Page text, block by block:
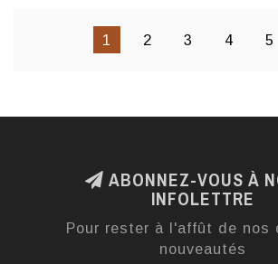
1 2 3 4 5
ABONNEZ-VOUS À
INFOLETTRE
Pour rester à l'affût de nos
nouveautés